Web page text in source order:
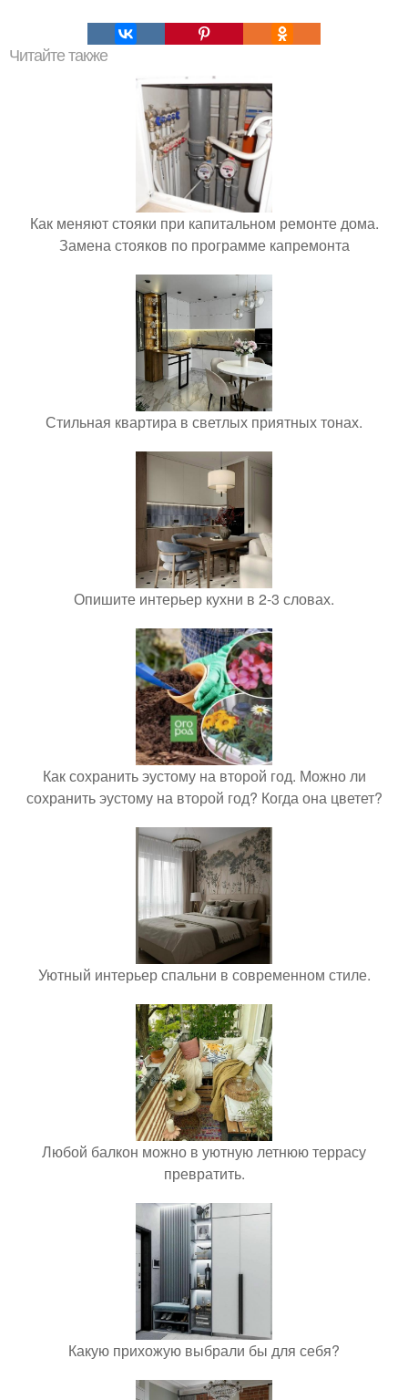
Читайте также
Как меняют стояки при капитальном ремонте дома.
Замена стояков по программе капремонта
Стильная квартира в светлых приятных тонах.
Опишите интерьер кухни в 2-3 словах.
Как сохранить эустому на второй год. Можно ли
сохранить эустому на второй год? Когда она цветет?
Уютный интерьер спальни в современном стиле.
Любой балкон можно в уютную летнюю террасу
превратить.
Какую прихожую выбрали бы для себя?